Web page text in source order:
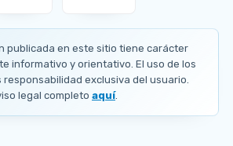
Ø
n
o
m
.
Ø
n
m
.
Ø
e
2
3
publicada en este sitio tiene carácter
informativo y orientativo. El uso de los
responsabilidad exclusiva del usuario.
legal completo aquí.